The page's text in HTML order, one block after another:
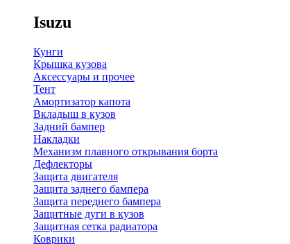
Isuzu
Кунги
Крышка кузова
Аксессуары и прочее
Тент
Амортизатор капота
Вкладыш в кузов
Задний бампер
Накладки
Механизм плавного открывания борта
Дефлекторы
Защита двигателя
Защита заднего бампера
Защита переднего бампера
Защитные дуги в кузов
Защитная сетка радиатора
Коврики